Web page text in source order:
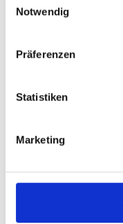
Notwendig
Präferenzen
Statistiken
Marketing